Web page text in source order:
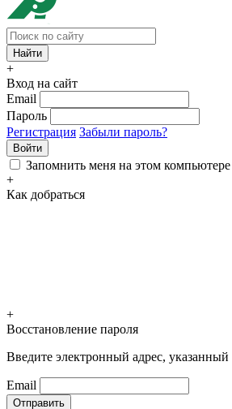
+
Вход на сайт
Email
Пароль
Регистрация Забыли пароль?
Войти
Запомнить меня на этом компьютере
+
Как добраться
+
Восстановление пароля
Введите электронный адрес,
Email